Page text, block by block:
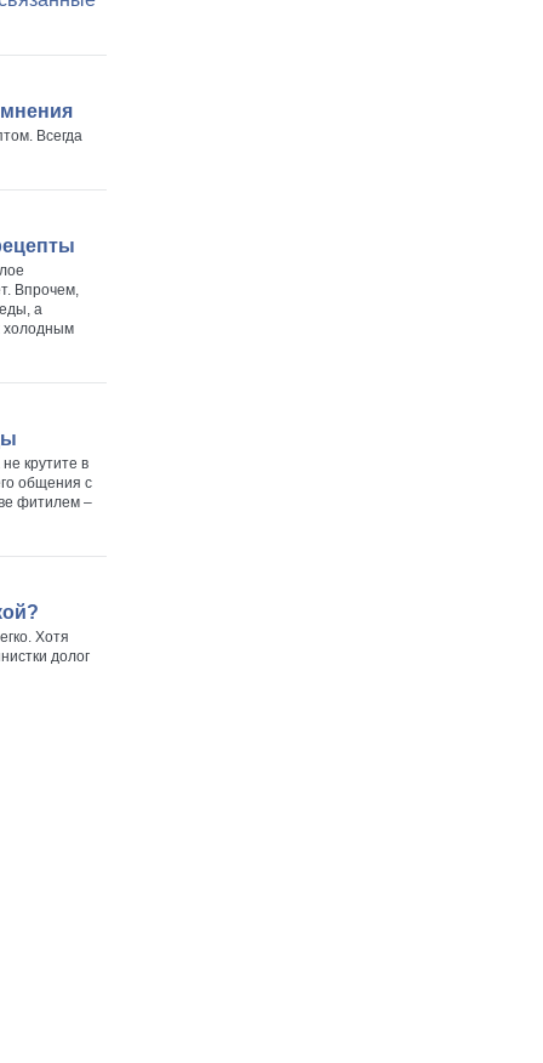
Всегда
Впрочем,
а
холодным
крутите в
общения с
фитилем –
Хотя
долог